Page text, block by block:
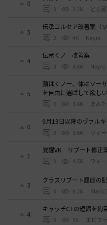
0
0 3.2K どら
5
伝承コルセア改善案（ソ
2 4K Neyre
4
伝承くノ一改善案
0 4.6K Neyre
5
顔はくノ一、体はソー
を自由に選ばして欲しい
0 3.6K まみ
0
9月13日以降のヴァル
0 3.6K ウィ
1
覚醒VK リブート修正
0 4.5K ウィ
3
クラスリブート履歴の
0 8.2K Black
4
キャッチCTの短縮を約
0 5K エビフ